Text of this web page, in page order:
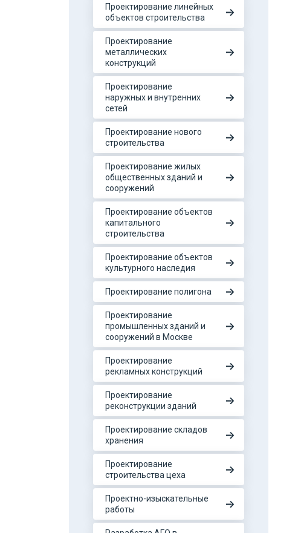
Проектирование линейных
объектов строительства
Проектирование
металлических
конструкций
Проектирование
наружных и внутренних
сетей
Проектирование нового
строительства
Проектирование жилых
общественных зданий и
сооружений
Проектирование объектов
капитального
строительства
Проектирование объектов
культурного наследия
Проектирование полигона
Проектирование
промышленных зданий и
сооружений в Москве
Проектирование
рекламных конструкций
Проектирование
реконструкции зданий
Проектирование складов
хранения
Проектирование
строительства цеха
Проектно-изыскательные
работы